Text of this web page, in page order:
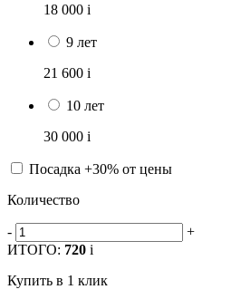
18 000 i
9 лет
21 600 i
10 лет
30 000 i
Посадка +30% от цены
Количество
-
+
ИТОГО: 720 i
Купить в 1 клик